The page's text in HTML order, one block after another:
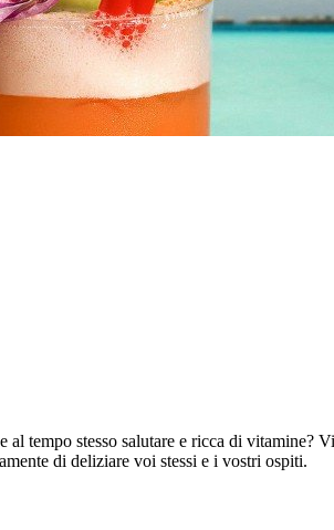
al tempo stesso salutare e ricca di
di deliziare voi stessi e i vostri ospiti.